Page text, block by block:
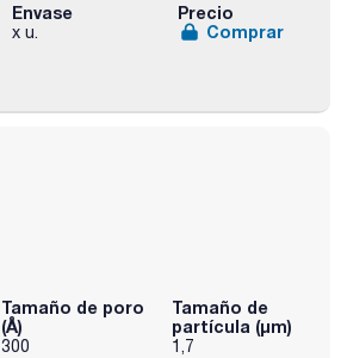
Envase
x u.
Precio
Comprar
Tamaño de poro
(Å)
300
Tamaño de
partícula (μm)
1,7